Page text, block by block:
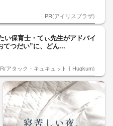
PR(アイリスプラザ)
い保育士・てぃ先生がアドバイ
てつだい”に、どん...
アタック・キュキュット｜Hugkum)